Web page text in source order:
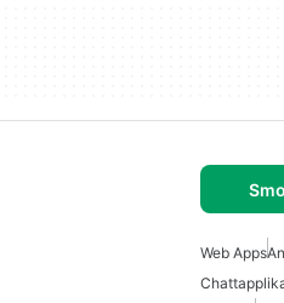
Web Apps